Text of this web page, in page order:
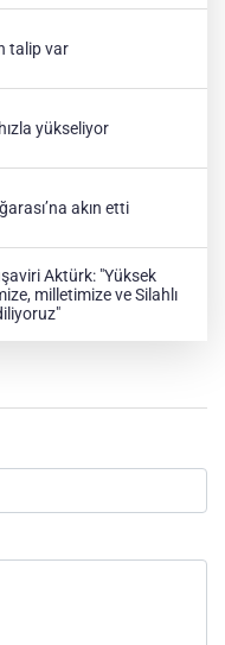
talip var
yükseliyor
akın etti
Aktürk: "Yüksek
milletimize ve Silahlı